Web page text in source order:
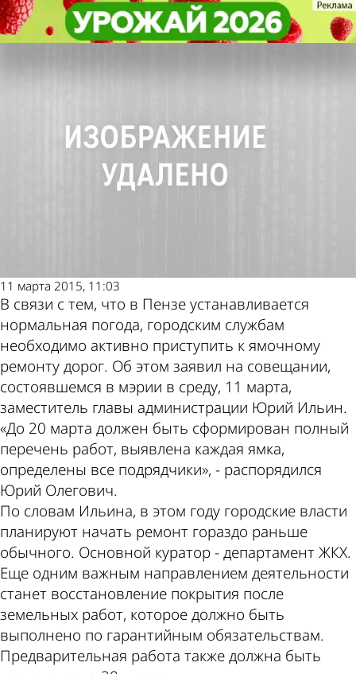
Юрий Ильин рассказал о планах
по ремонту дорог в Пензе
Общество
11 марта 2015, 11:03
В связи с тем, что в Пензе устанавливается
нормальная погода, городским службам
необходимо активно приступить к ямочному
ремонту дорог. Об этом заявил на совещании,
состоявшемся в мэрии в среду, 11 марта,
заместитель главы администрации Юрий Ильин.
«До 20 марта должен быть сформирован полный
перечень работ, выявлена каждая ямка,
определены все подрядчики», - распорядился
Юрий Олегович.
По словам Ильина, в этом году городские власти
планируют начать ремонт гораздо раньше
обычного. Основной куратор - департамент ЖКХ.
Еще одним важным направлением деятельности
станет восстановление покрытия после
земельных работ, которое должно быть
выполнено по гарантийным обязательствам.
Предварительная работа также должна быть
Юрий Ильин рассказал о планах
по ремонту дорог в Пензе
Общество
Другие
новости по
теме
Погода и
курсы валют
в Пензе